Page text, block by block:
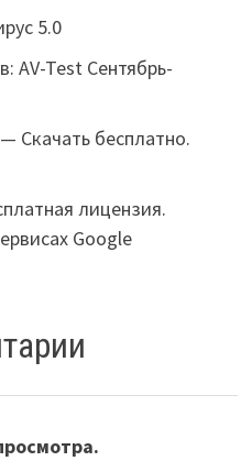
5.0
AV-Test Сентябрь-
Скачать бесплатно.
лицензия.
Google